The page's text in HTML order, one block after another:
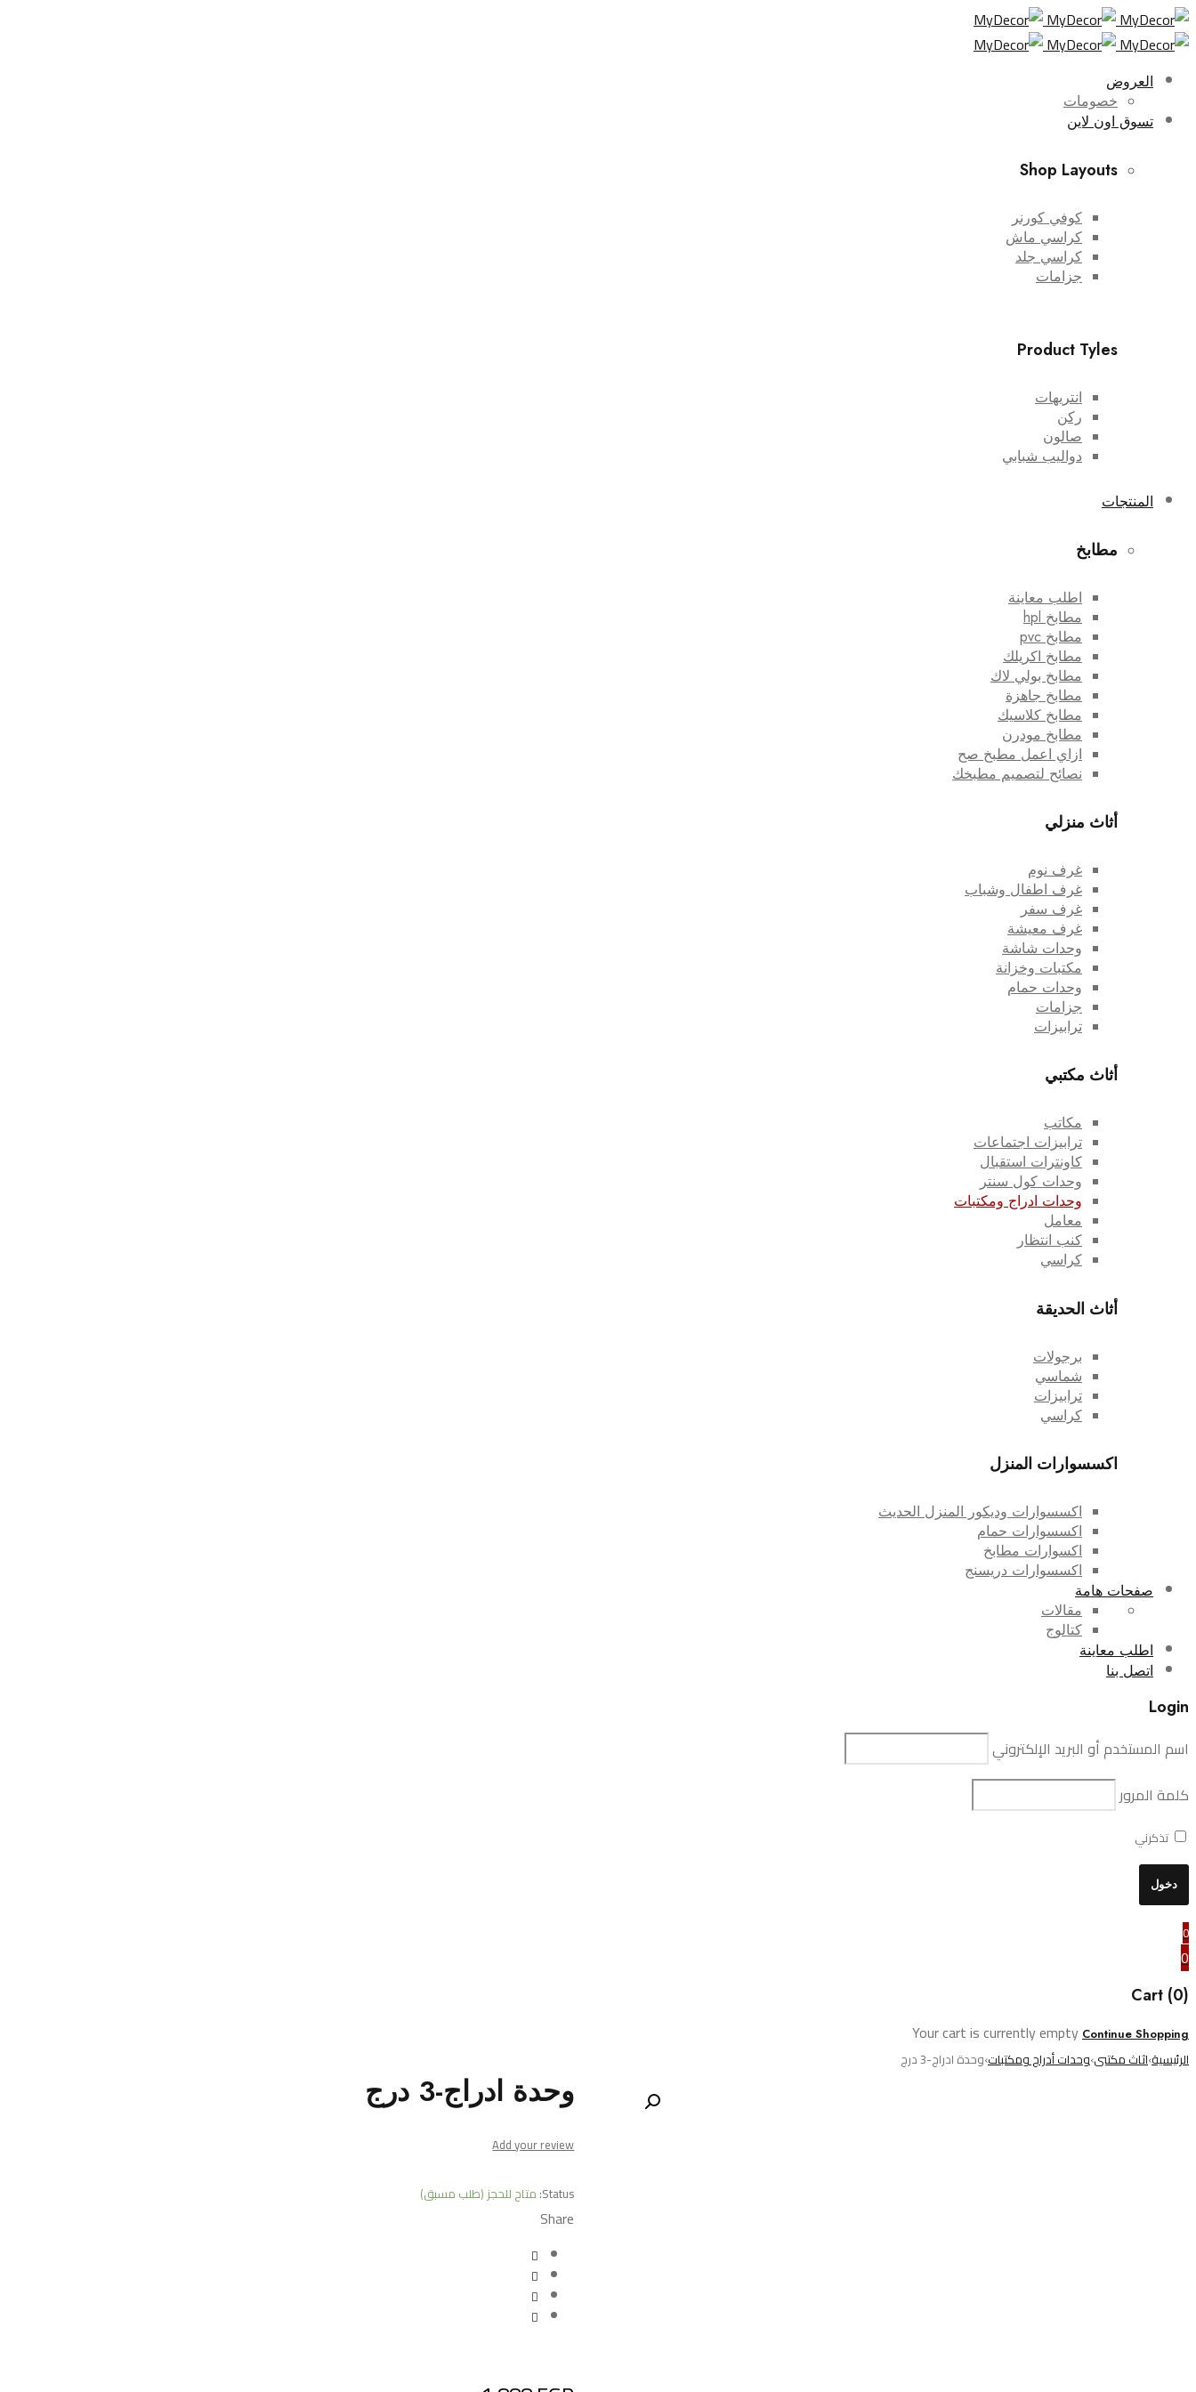
العروض
خصومات
تسوق اون لاين
Shop Layouts
كوفي كورنر
كراسي ماش
كراسي جلد
جزامات
Product Tyles
انتريهات
ركن
صالون
دواليب شبابي
المنتجات
مطابخ
اطلب معاينة
مطابخ hpl
مطابخ pvc
مطابخ اكريلك
مطابخ بولي لاك
مطابخ جاهزة
مطابخ كلاسيك
مطابخ مودرن
ازاي اعمل مطبخ صح
نصائح لتصميم مطبخك
أثاث منزلي
غرف نوم
غرف اطفال وشباب
غرف سفر
غرف معيشة
وحدات شاشة
مكتبات وخزانة
وحدات حمام
جزامات
ترابيزات
أثاث مكتبي
مكاتب
ترابيزات اجتماعات
كاونترات استقبال
وحدات كول سنتر
وحدات ادراج ومكتبات
معامل
كنب انتظار
كراسي
أثاث الحديقة
برجولات
شماسي
ترابيزات
كراسي
اكسسوارات المنزل
اكسسوارات وديكور المنزل الحديث
اكسسوارات حمام
اكسوارات مطابخ
اكسسوارات دريسنج
صفحات هامة
مقالات
كتالوج
اطلب معاينة
اتصل بنا
Login
اسم المستخدم أو البريد الإلكتروني
كلمة المرور
تذكرني
0
0
Cart (0)
Your cart is currently empty Continue Shopping
الرئيسية›اثاث مكتبى›وحدات أدراج ومكتبات›وحدة ادراج-3 درج
وحدة ادراج-3 درج
Add your review
Status: متاح للحجز (طلب مسبق)
Share